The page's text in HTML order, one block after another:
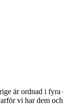
är ordnad i
vi har dem